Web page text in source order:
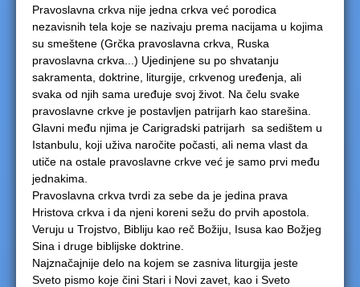
e
h
e
r
e
Pravoslavna crkva nije jedna crkva već porodica
nezavisnih tela koje se nazivaju prema nacijama u kojima
su smeštene (Grčka pravoslavna crkva, Ruska
pravoslavna crkva...) Ujedinjene su po shvatanju
sakramenta, doktrine, liturgije, crkvenog uređenja, ali
svaka od njih sama uređuje svoj život. Na čelu svake
pravoslavne crkve je postavljen patrijarh kao starešina.
Glavni među njima je Carigradski patrijarh sa sedištem u
Istanbulu, koji uživa naročite počasti, ali nema vlast da
utiče na ostale pravoslavne crkve već je samo prvi među
jednakima.
Pravoslavna crkva tvrdi za sebe da je jedina prava
Hristova crkva i da njeni koreni sežu do prvih apostola.
Veruju u Trojstvo, Bibliju kao reč Božiju, Isusa kao Božjeg
Sina i druge biblijske doktrine.
Najznačajnije delo na kojem se zasniva liturgija jeste
Sveto pismo koje čini Stari i Novi zavet, kao i Sveto